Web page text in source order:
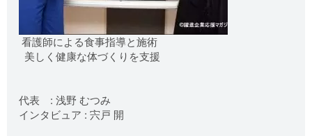
看護師による食事指導と施術
美しく健康な体づくりを支援
代表 : 浅野 むつみ
インタビュア : 宍戸 開